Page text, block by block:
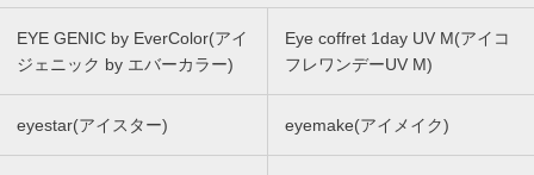
EYE GENIC by EverColor(アイ
ジェニック by エバーカラー)
Eye coffret 1day UV M(アイコ
フレワンデーUV M)
eyestar(アイスター) eyemake(アイメイク)